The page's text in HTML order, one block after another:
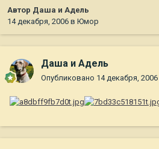
Автор Даша и Адель
14 декабря, 2006 в Юмор
Даша и Адель
Опубликовано 14 декабря, 2006